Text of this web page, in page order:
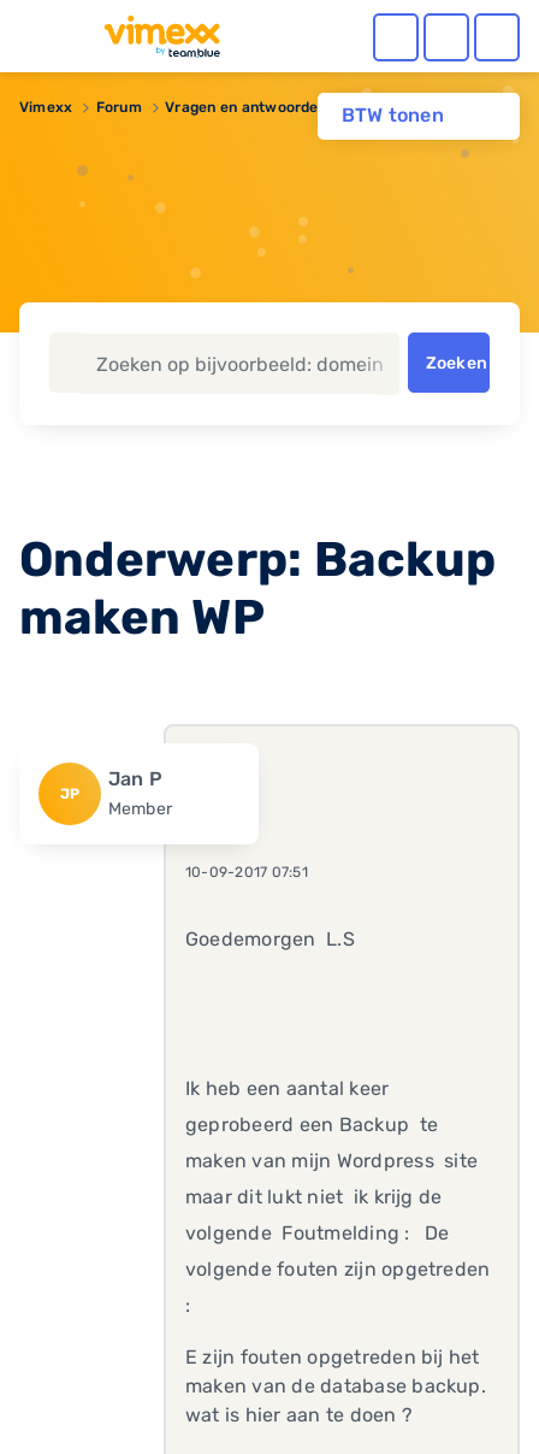
BTW tonen
Vimexx Forum Vragen en antwoorden Backup maken WP
Zoeken
Onderwerp: Backup
maken WP
JP
Jan P
Member
10-09-2017 07:51
Goedemorgen L.S
Ik heb een aantal keer
geprobeerd een Backup te
maken van mijn Wordpress site
maar dit lukt niet ik krijg de
volgende Foutmelding : De
volgende fouten zijn opgetreden
:
E zijn fouten opgetreden bij het
maken van de database backup.
wat is hier aan te doen ?